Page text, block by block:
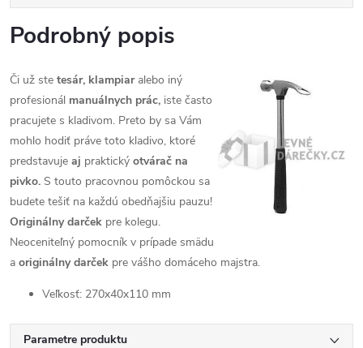
Podrobný popis
Či už ste tesár, klampiaralebo iný
profesionál manuálnych prác, iste často
pracujete s kladivom. Preto by sa Vám
mohlo hodiť práve toto kladivo, ktoré
predstavuje aj praktický otvárač na
pivko. S touto pracovnou pomôckou sa
budete tešiť na každú obedňajšiu pauzu!
Originálny darček pre kolegu.
Neoceniteľný pomocník v prípade smädu
a originálny darček pre vášho domáceho majstra.
Veľkosť: 270x40x110 mm
Parametre produktu